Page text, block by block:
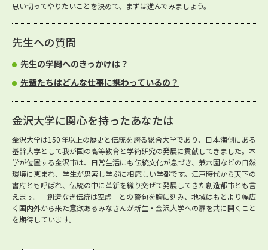
思い切ってやりたいことを決めて、まずは進んでみましょう。
先生への質問
先生の学問へのきっかけは？
先輩たちはどんな仕事に携わっているの？
金沢大学に関心を持ったあなたは
金沢大学は150年以上の歴史と伝統を誇る総合大学であり、日本海側にある
基幹大学として我が国の高等教育と学術研究の発展に貢献してきました。本
学が位置する金沢市は、日常生活にも伝統文化が息づき、兼六園などの自然
環境に恵まれ、学生が思索し学ぶに相応しい学都です。江戸時代から天下の
書府とも呼ばれ、伝統の中に革新を織り交ぜて発展してきた創造都市とも言
えます。「創造なき伝統は空虚」との警句を胸に刻み、地域はもとより幅広
く国内外から来た意欲あるみなさんが新生・金沢大学への扉を共に開くこと
を期待しています。